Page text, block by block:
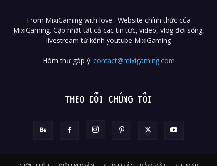
From MixiGaming with love . Website chính thức của
MixiGaming. Cập nhật tất cả các tin tức, video, vlog đời sống,
livestream từ kênh youtube MixiGaming
Hòm thư góp ý: contact@mixigaming.com
THEO DÕI CHÚNG TÔI